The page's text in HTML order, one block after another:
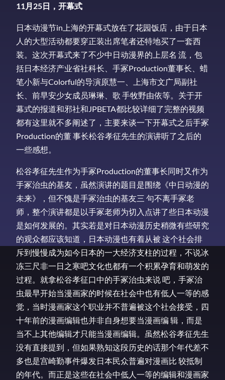
11月25日，开幕式
日本动漫节in上海的开幕式放在了花园饭店，由于日本
人的大型活动都要穿正装出席笔者还特地买了一套西
装。这次开幕式来了不少中日动漫界的上层名 流，包
括日本经济产业省社科长、手冢Production董事长、蜡
笔小新与Colorful的导演原慧一、上海市文广局副社
长、前早安少女成员琳琳、歌 手牧野由依等。关于开
幕式的报道和邪社和JPBETA都比较详细了完整的视频
都有这里就不多阐述了，主要来谈一下开幕式之后手冢
Production的董 事长松谷孝征先生的演讲听了之后的
一些感想。
松谷孝征先生作为手冢Production的董事长同时又作为
手冢治虫的基友，虽然演讲的题目是围绕《中日动漫的
未来》，但不愧是手冢治虫的基友三 句不离手冢老
师，整个演讲都是以手冢老师为切入点讲了些日本动漫
是如何发展的。其实若是对日本动漫历史稍微有些研究
的观众都应该知道，日本动漫也有着从被 这个社会排
斥到慢慢成为如今日本的一大经济支柱的过程，不说冰
冻三尺非一日之寒吧文化也都有一个积累孕育和萌发的
过程。就拿松谷孝征口中的手冢治虫来说 吧，手冢治
虫最早开始当漫画家的时候在社会中也有低人一等的感
觉，当时漫画家这个职业并不普遍被这个社会接受，四
十年前的漫画编辑也并非自身想要当漫画编 辑，而是
当不上其他编辑才只能当漫画编辑。虽然松谷孝征先生
没有直接提到，但如果熟知这段历史的话那个年代差不
多也是宫崎勤事件爆发日本民众普遍对漫画比 较抵制
的年代。而正是这些在社会中低人一等的编辑和漫画家